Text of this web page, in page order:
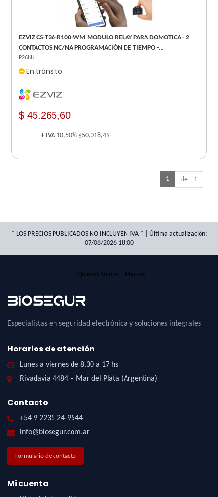
EZVIZ CS-T36-R100-WM MODULO RELAY PARA DOMOTICA - 2
CONTACTOS NC/NA PROGRAMACIÓN DE TIEMPO -
INTEGRACIÓN INTELIGENTE GOOGLE ASSISTANT Y AMAZON
ALEXA
P2688
En tránsito
$ 45.265,60
+ IVA 10,50% $50.018,49
1 de 1
* LOS PRECIOS PUBLICADOS NO INCLUYEN IVA * | Última actualización:
07/08/2026 18:00
Quienes Somos Marcas
Especialistas en seguridad electrónica y soluciones integrales
Horarios de atención
Lunes a viernes de 8.30 a 17 hs
Rivadavia 4484 – Mar del Plata (Argentina)
Contacto
+54 9 2235 24-9544
info@biosegur.com.ar
Formulario de contacto
Mi cuenta